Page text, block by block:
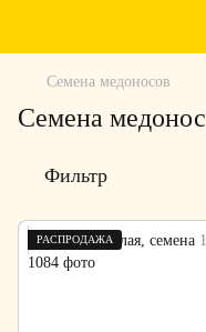
Семена медоносов
Семена
Фильтр
РАСПРОДАЖА